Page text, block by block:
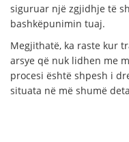
siguruar një zgjidhje të
bashkëpunimin tuaj.
Megjithatë, ka raste kur
arsye që nuk lidhen me
procesi është shpesh i
situata në më shumë